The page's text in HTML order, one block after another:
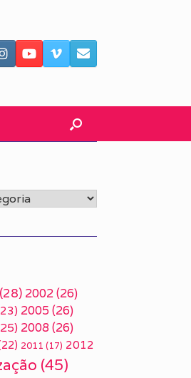
(28) 2002(26)
2005 (26)
2008(26)
2011 (17) 2012
(45)